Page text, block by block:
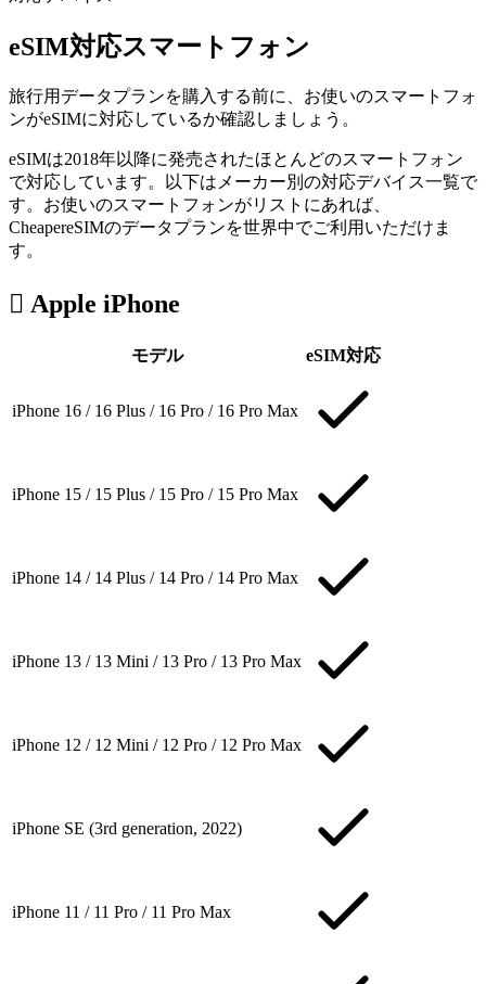
eSIM対応スマートフォン
旅行用データプランを購入する前に、お使いのスマートフォ
ンがeSIMに対応しているか確認しましょう。
eSIMは2018年以降に発売されたほとんどのスマートフォン
で対応しています。以下はメーカー別の対応デバイス一覧で
す。お使いのスマートフォンがリストにあれば、
CheapereSIMのデータプランを世界中でご利用いただけま
す。
 Apple iPhone
モデル eSIM対応
iPhone 16 / 16 Plus / 16 Pro / 16 Pro Max
iPhone 15 / 15 Plus / 15 Pro / 15 Pro Max
iPhone 14 / 14 Plus / 14 Pro / 14 Pro Max
iPhone 13 / 13 Mini / 13 Pro / 13 Pro Max
iPhone 12 / 12 Mini / 12 Pro / 12 Pro Max
iPhone SE (3rd generation, 2022)
iPhone 11 / 11 Pro / 11 Pro Max